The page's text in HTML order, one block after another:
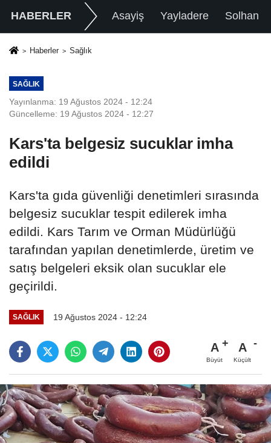
HABERLER Asayiş Yayladere Solhan
Haberler Sağlık
SAĞLIK
Yayınlanma: 19 Ağustos 2024 - 12:24
Güncelleme: 19 Ağustos 2024 - 12:27
Kars'ta belgesiz sucuklar imha
edildi
Kars'ta gıda güvenliği denetimleri sırasında
belgesiz sucuklar tespit edilerek imha
edildi. Kars Tarım ve Orman Müdürlüğü
tarafından yapılan denetimlerde, üretim ve
satış belgeleri eksik olan sucuklar ele
geçirildi.
SAĞLIK 19 Ağustos 2024 - 12:24
A
Büyüt
A
Küçült